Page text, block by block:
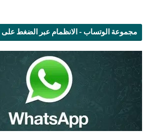
مجموعة الوتساب - الانظمام عبر الضغط على